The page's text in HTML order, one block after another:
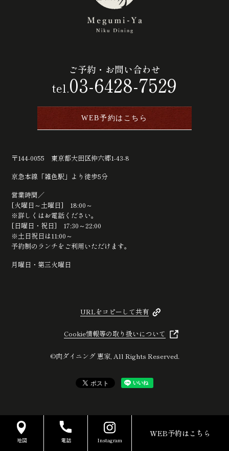
ご予約・お問い合わせ
tel.03-6428-7529
WEB予約はこちら
〒144-0055 東京都大田区仲六郷1-43-8
京急本線「雑色駅」より徒歩5分
営業時間／
[火曜日～土曜日] 18:00～
※詳しくはお電話ください。
[日曜日・祝日] 17:30～22:00
※土日祝日は11:00～
予約制のランチをご利用いただけます。
月曜日・第三火曜日
URLをコピーして共有
Cookie情報等の取り扱いについて
©肉ダイニング 恵家, All Rights Reserved.
地図 電話 Instagram
WEB予約はこちら